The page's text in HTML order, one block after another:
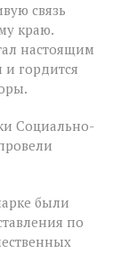
связь
краю.
настоящим
и гордится
Социально-
были
по